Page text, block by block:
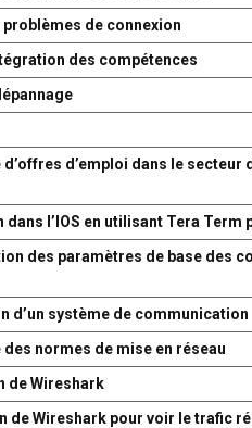
de connexion
des compétences
d’emploi dans le
l’IOS en utilisant Tera
des paramètres de base des
d’un système de communication
normes de mise en réseau
de Wireshark
de Wireshark pour voir le trafic